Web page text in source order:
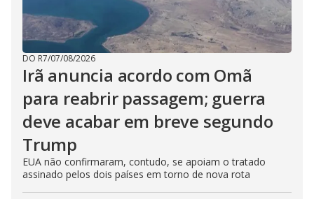
DO R7/07/08/2026
Irã anuncia acordo com Omã
para reabrir passagem; guerra
deve acabar em breve segundo
Trump
EUA não confirmaram, contudo, se apoiam o tratado
assinado pelos dois países em torno de nova rota